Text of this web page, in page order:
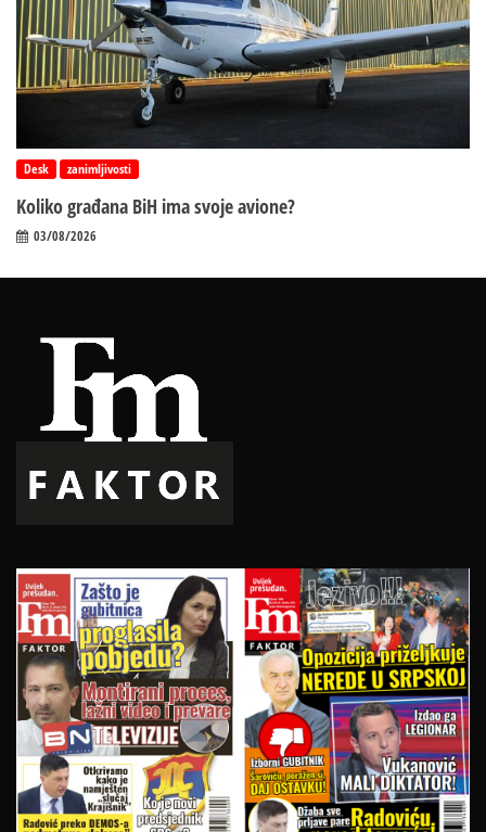
Desk zanimljivosti
Koliko građana BiH ima svoje avione?
03/08/2026